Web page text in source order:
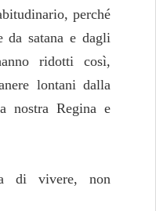
perché
da satana e dagli
ridotti così,
lontani dalla
nostra Regina e
di vivere, non